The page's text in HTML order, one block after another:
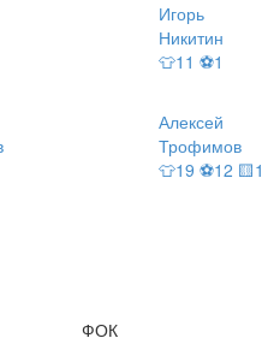
Игорь
Никитин
👕11 ⚽1
Алексей
Трофимов
👕19 ⚽12 🟨1
ФОК